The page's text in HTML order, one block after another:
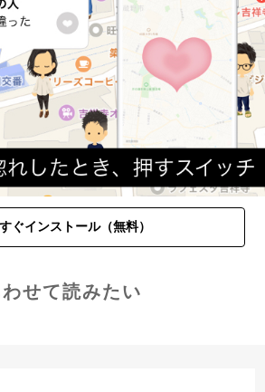
ぐインストール（無料）
せて読みたい